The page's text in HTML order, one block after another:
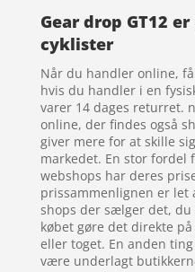
Gear drop GT12
cyklister
Når du handler online,
hvis du handler i en
varer 14 dages returret.
online, der findes også
giver mere for at skille
markedet. En stor fordel
webshops har deres
prissammenlignen er let
shops der sælger det, du
købet gøre det direkte
eller toget. En anden
være underlagt